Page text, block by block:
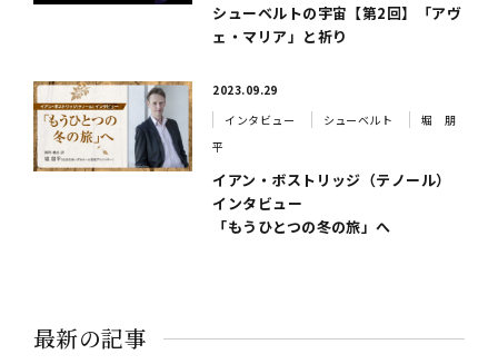
シューベルトの宇宙【第2回】「アヴ
ェ・マリア」と祈り
2023.09.29
インタビュー
シューベルト
堀 朋
平
イアン・ボストリッジ（テノール）
インタビュー
「もうひとつの冬の旅」へ
最新の記事